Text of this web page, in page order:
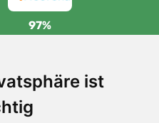
ist
97%
kostenlos
über 80 EUR